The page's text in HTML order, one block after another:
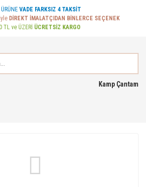
ÜRÜNE VADE FARKSIZ 4 TAKSİT
DİREKT İMALATÇIDAN BİNLERCE SEÇENEK
TL ve ÜZERİ ÜCRETSİZ KARGO
Kamp Çantam